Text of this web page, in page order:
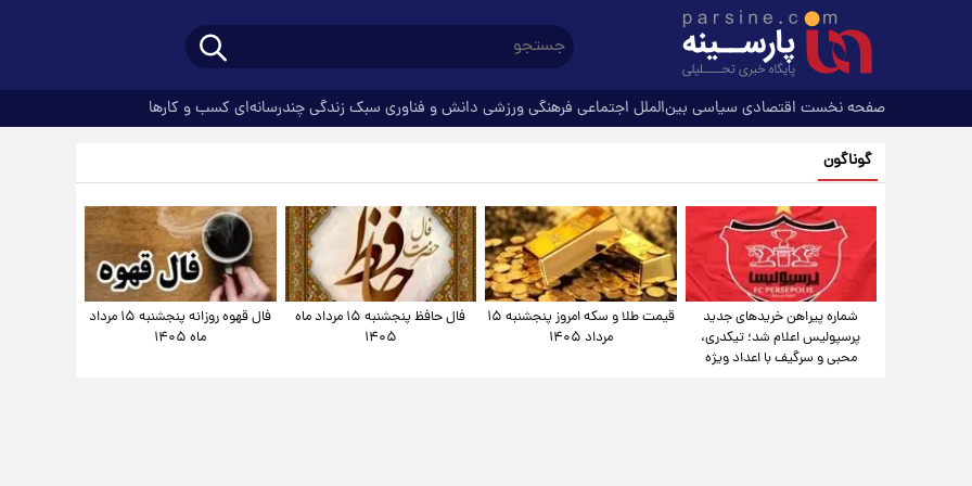
صفحه نخست اقتصادی سیاسی بین‌الملل اجتماعی فرهنگیورزشی دانش و فناوری سبک زندگیچندرسانه‌ای کسب و کارها
گوناگون
شماره پیراهن خریدهای جدید
پرسپولیس اعلام شد؛ تیکدری،
محبی و سرگیف با اعداد ویژه
قیمت طلا و سکه امروز پنجشنبه ۱۵
مرداد ۱۴۰۵
فال حافظ پنجشنبه ۱۵ مرداد ماه
۱۴۰۵
فال قهوه روزانه پنجشنبه ۱۵ مرداد
ماه ۱۴۰۵